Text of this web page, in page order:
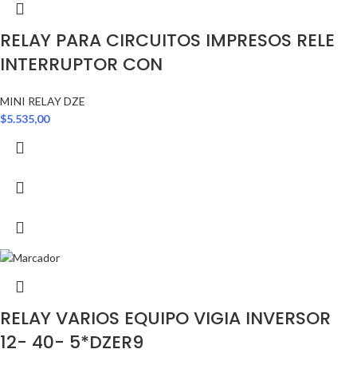
RELAY PARA CIRCUITOS IMPRESOS RELE
INTERRUPTOR CON
MINI RELAY DZE
$5.535,00
RELAY VARIOS EQUIPO VIGIA INVERSOR
12- 40- 5*DZER9